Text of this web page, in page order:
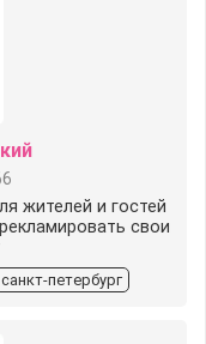
жителей и гостей
свои
санкт-петербург